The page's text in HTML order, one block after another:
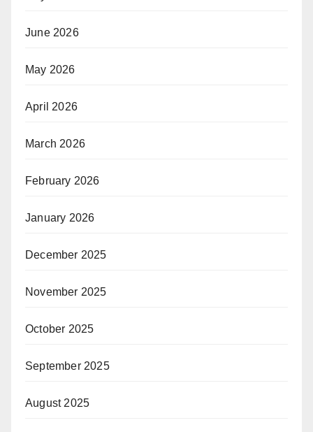
June 2026
May 2026
April 2026
March 2026
February 2026
January 2026
December 2025
November 2025
October 2025
September 2025
August 2025